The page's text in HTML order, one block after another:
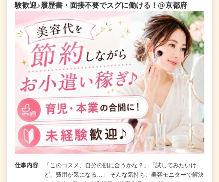
験歓迎♪履歴書・面接不要でスグに働ける！@京都府
仕事内容
「このコスメ、自分の肌に合うかな？」「試してみたいけ
ど、費用が気になる…」 そんな気持ち、美容モニターで解決